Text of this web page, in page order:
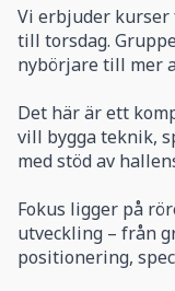
Vi erbjuder kurser
till torsdag.
nybörjare till mer
Det här är ett
vill bygga teknik,
med stöd av
Fokus ligger på
utveckling – från
positionering,